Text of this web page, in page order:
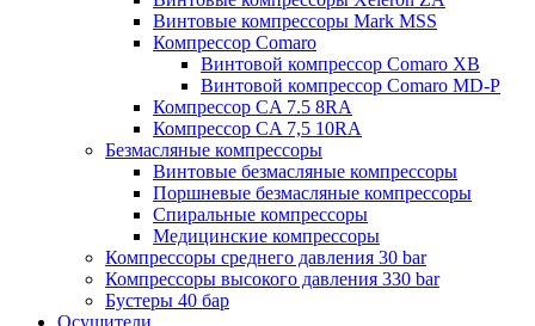
Винтовые компрессоры Mark MSS
Компрессор Comaro
Винтовой компрессор Comaro XB
Винтовой компрессор Comaro MD-P
Компрессор CA 7.5 8RA
Компрессор CA 7,5 10RA
Безмасляные компрессоры
Винтовые безмасляные компрессоры
Поршневые безмасляные компрессоры
Спиральные компрессоры
Медицинские компрессоры
Компрессоры среднего давления 30 bar
Компрессоры высокого давления 330 bar
Бустеры 40 бар
Осушители